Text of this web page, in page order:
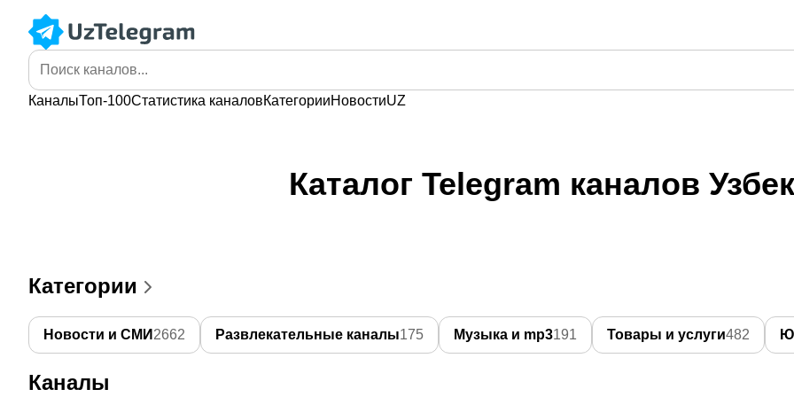
КаналыТоп-100Статистика каналовКатегорииНовостиUZ
Каталог Telegram каналов
Категории
Новости и СМИ 2662 Развлекательные каналы175 Музыка и mp3191 Товары и услуги482
Каналы